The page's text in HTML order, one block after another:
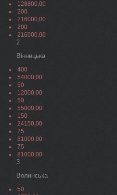
128800,00
200
216000,00
200
216000,00
2
Вінницька
400
54000,00
50
12000,00
50
55000,00
150
24150,00
75
81000,00
75
81000,00
3
Волинська
50